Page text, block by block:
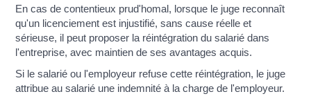
En cas de contentieux prud'homal, lorsque le juge reconnaît
qu'un licenciement est injustifié, sans cause réelle et
sérieuse, il peut proposer la réintégration du salarié dans
l'entreprise, avec maintien de ses avantages acquis.
Si le salarié ou l'employeur refuse cette réintégration, le juge
attribue au salarié une indemnité à la charge de l'employeur.